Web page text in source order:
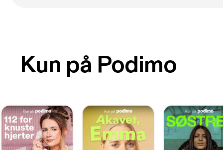
Kun på Podimo